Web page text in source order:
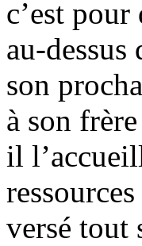
c’est
au-
son
à son
il
versé tout